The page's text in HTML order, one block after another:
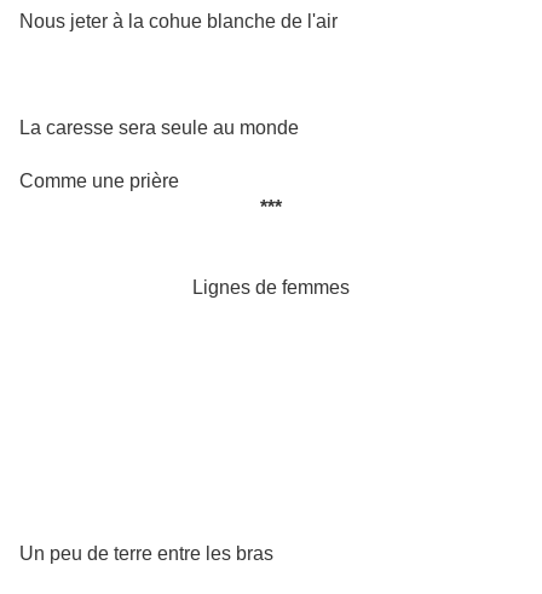
Nous jeter à la cohue blanche de l'air
La caresse sera seule au monde
Comme une prière
***
Lignes de femmes
Un peu de terre entre les bras